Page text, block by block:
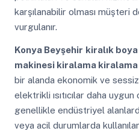
karşılanabilir olması müşteri
vurgulanır.
Konya Beyşehir kiralık
makinesi kiralama kiralama
bir alanda ekonomik ve
elektrikli ısıtıcılar daha uygun
genellikle endüstriyel
veya acil durumlarda